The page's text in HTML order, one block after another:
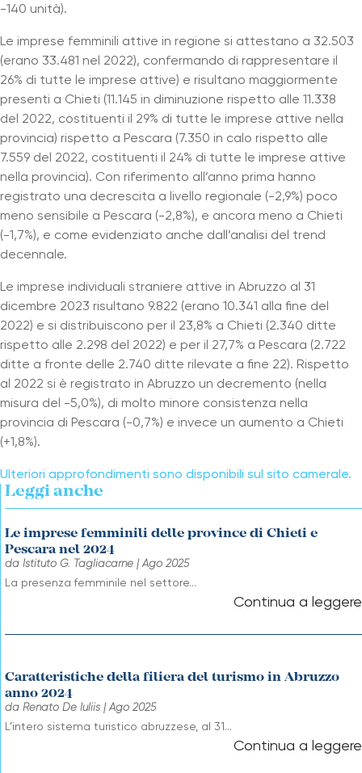
-140 unità).
Le imprese femminili attive in regione si attestano a 32.503
(erano 33.481 nel 2022), confermando di rappresentare il
26% di tutte le imprese attive) e risultano maggiormente
presenti a Chieti (11.145 in diminuzione rispetto alle 11.338
del 2022, costituenti il 29% di tutte le imprese attive nella
provincia) rispetto a Pescara (7.350 in calo rispetto alle
7.559 del 2022, costituenti il 24% di tutte le imprese attive
nella provincia). Con riferimento all’anno prima hanno
registrato una decrescita a livello regionale (-2,9%) poco
meno sensibile a Pescara (-2,8%), e ancora meno a Chieti
(-1,7%), e come evidenziato anche dall’analisi del trend
decennale.
Le imprese individuali straniere attive in Abruzzo al 31
dicembre 2023 risultano 9.822 (erano 10.341 alla fine del
2022) e si distribuiscono per il 23,8% a Chieti (2.340 ditte
rispetto alle 2.298 del 2022) e per il 27,7% a Pescara (2.722
ditte a fronte delle 2.740 ditte rilevate a fine 22). Rispetto
al 2022 si è registrato in Abruzzo un decremento (nella
misura del -5,0%), di molto minore consistenza nella
provincia di Pescara (-0,7%) e invece un aumento a Chieti
(+1,8%).
Ulteriori approfondimenti sono disponibili sul sito camerale.
Leggi anche
Le imprese femminili delle province di Chieti e
Pescara nel 2024
da Istituto G. Tagliacarne |Ago 2025
La presenza femminile nel settore...
Caratteristiche della filiera del turismo in Abruzzo
anno 2024
da Renato De Iuliis |Ago 2025
L’intero sistema turistico abruzzese, al 31...